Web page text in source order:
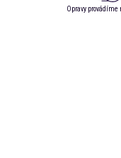
Opravy